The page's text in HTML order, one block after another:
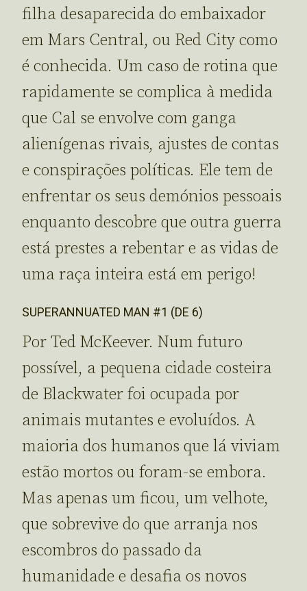
filha desaparecida do embaixador
em Mars Central, ou Red City como
é conhecida. Um caso de rotina que
rapidamente se complica à medida
que Cal se envolve com ganga
alienígenas rivais, ajustes de contas
e conspirações políticas. Ele tem de
enfrentar os seus demónios pessoais
enquanto descobre que outra guerra
está prestes a rebentar e as vidas de
uma raça inteira está em perigo!
SUPERANNUATED MAN #1 (DE 6)
Por Ted McKeever. Num futuro
possível, a pequena cidade costeira
de Blackwater foi ocupada por
animais mutantes e evoluídos. A
maioria dos humanos que lá viviam
estão mortos ou foram-se embora.
Mas apenas um ficou, um velhote,
que sobrevive do que arranja nos
escombros do passado da
humanidade e desafia os novos